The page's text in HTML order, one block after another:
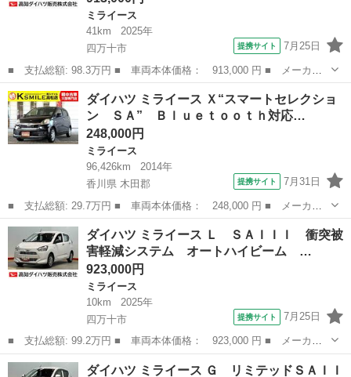
ミライース
41km
2025年
四万十市
提携サイト 7月25日
■ 支払総額: 98.3万円 ■ 車両本体価格： 913,000 円 ■ メーカー
名： ダイハツ ■ 車種名： ミライース ■ グレード名： Ｌ Ｓ
ＡＩＩＩ オートライト オートハイビーム クリアランスソナー
衝突被害軽減...
高知 四万十市
ダイハツ ミライース Ｘ“スマートセレクショ
ン ＳＡ” Ｂｌｕｅｔｏｏｔｈ対応…
248,000円
ミライース
96,426km
2014年
香川県 木田郡
提携サイト 7月31日
■ 支払総額: 29.7万円 ■ 車両本体価格： 248,000 円 ■ メーカー
名： ダイハツ ■ 車種名： ミライース ■ グレード名： Ｘ“スマ
ートセレクション ＳＡ” Ｂｌｕｅｔｏｏｔｈ対応ナビ／アイドリン
グストッ...
香川 木田郡 ミライース
ダイハツ ミライース Ｌ ＳＡＩＩＩ 衝突被
害軽減システム オートハイビーム …
923,000円
ミライース
10km
2025年
四万十市
提携サイト 7月25日
■ 支払総額: 99.2万円 ■ 車両本体価格： 923,000 円 ■ メーカー
名： ダイハツ ■ 車種名： ミライース ■ グレード名： Ｌ Ｓ
ＡＩＩＩ 衝突被害軽減システム オートハイビーム オートライ
高知 四万十市
ダイハツ ミライース Ｇ リミテッドＳＡＩＩ